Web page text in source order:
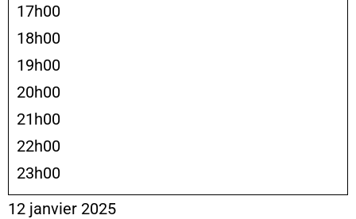
17h00
18h00
19h00
20h00
21h00
22h00
23h00
12 janvier 2025